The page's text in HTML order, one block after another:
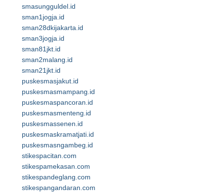
smasungguldel.id
sman1jogja.id
sman28dkijakarta.id
sman3jogja.id
sman81jkt.id
sman2malang.id
sman21jkt.id
puskesmasjakut.id
puskesmasmampang.id
puskesmaspancoran.id
puskesmasmenteng.id
puskesmassenen.id
puskesmaskramatjati.id
puskesmasngambeg.id
stikespacitan.com
stikespamekasan.com
stikespandeglang.com
stikespangandaran.com